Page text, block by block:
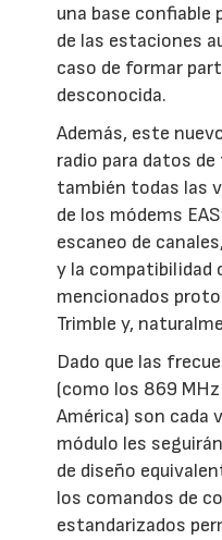
una base confiable
de las estaciones
caso de formar
desconocida.
Además, este
radio para datos
también todas las
de los módems
escaneo de
y la compatibilidad
mencionados
Trimble y,
Dado que las
(como los 869
América) son cada
módulo les
de diseño
los comandos de
estandarizados